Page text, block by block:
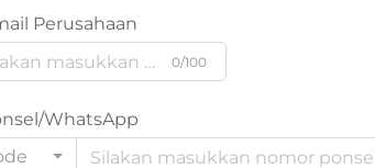
Perusahaan
0/100
WhatsApp